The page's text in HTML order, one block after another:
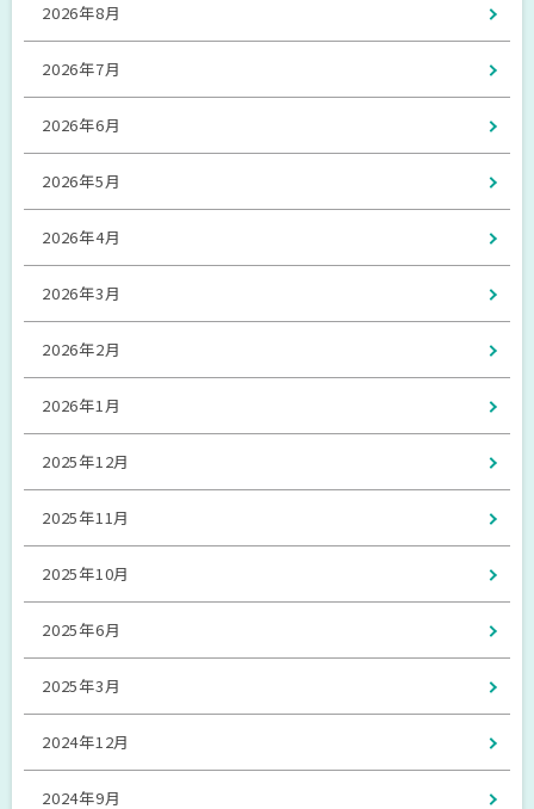
2026年8月
2026年7月
2026年6月
2026年5月
2026年4月
2026年3月
2026年2月
2026年1月
2025年12月
2025年11月
2025年10月
2025年6月
2025年3月
2024年12月
2024年9月